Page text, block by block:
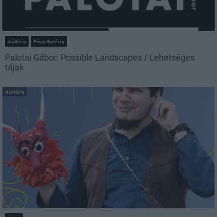
kiállítás Pécsi Galéria
Palotai Gábor: Possible Landscapes / Lehetséges
tájak
Kultúra